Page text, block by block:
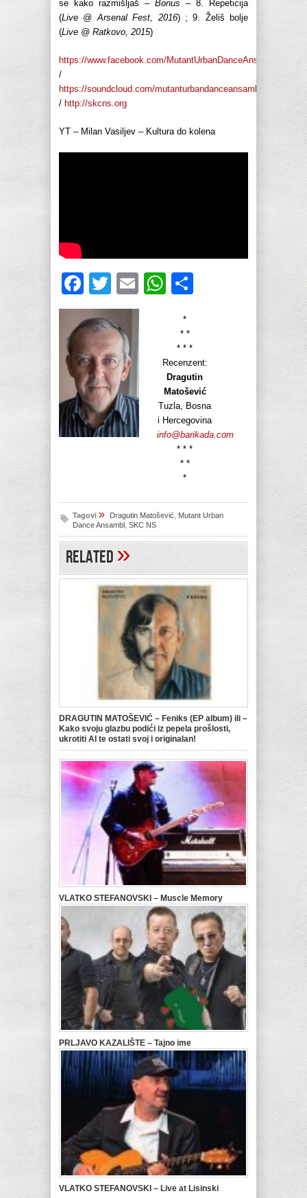
se kako razmišljaš – Bonus – 8. Repeticija
(Live @ Arsenal Fest, 2016) ; 9. Želiš bolje
(Live @ Ratkovo, 2015)
https://www.facebook.com/MutantUrbanDanceAnsambl
/
https://soundcloud.com/mutanturbandanceansambl
/ http://skcns.org
YT – Milan Vasiljev – Kultura do kolena
Facebook
Twitter
EmailWhatsApp
*
* *
* * *
Recenzent:
Dragutin
Matošević
Tuzla, Bosna
i Hercegovina
info@barikada.com
* * *
* *
*
Tagovi » Dragutin Matošević, Mutant Urban
Dance Ansambl , SKC NS
Related»
DRAGUTIN MATOŠEVIĆ – Feniks (EP album) ili –
Kako svoju glazbu podići iz pepela prošlosti,
ukrotiti AI te ostati svoj i originalan!
VLATKO STEFANOVSKI – Muscle Memory
PRLJAVO KAZALIŠTE – Tajno ime
VLATKO STEFANOVSKI – Live at Lisinski